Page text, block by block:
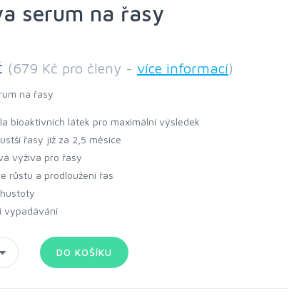
serum na řasy
(679 Kč pro členy - více informací)
na řasy
bioaktivních látek pro maximální výsledek
řasy již za 2,5 měsíce
výživa pro řasy
růstu a prodloužení řas
vypadávání